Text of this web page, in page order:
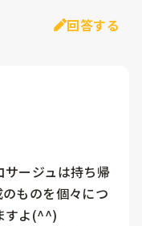
回答する
ージュは持ち帰
ものを個々につ
すよ(^^)